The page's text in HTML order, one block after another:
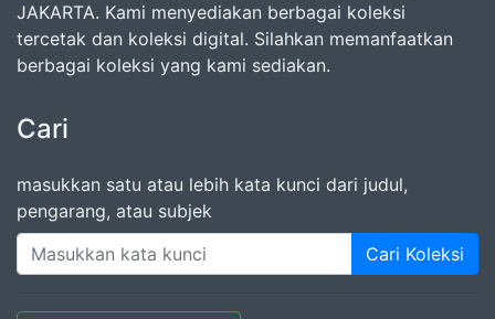
JAKARTA. Kami menyediakan berbagai koleksi
tercetak dan koleksi digital. Silahkan memanfaatkan
berbagai koleksi yang kami sediakan.
Cari
masukkan satu atau lebih kata kunci dari judul,
pengarang, atau subjek
Cari Koleksi